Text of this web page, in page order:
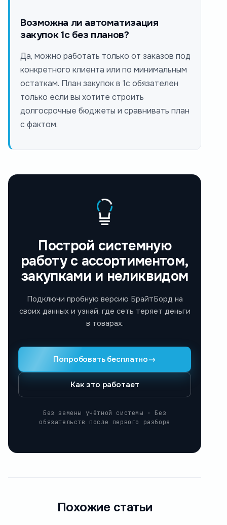
Возможна ли автоматизация
закупок 1с без планов?
Да, можно работать только от заказов под
конкретного клиента или по минимальным
остаткам. План закупок в 1с обязателен
только если вы хотите строить
долгосрочные бюджеты и сравнивать план
с фактом.
Построй системную
работу с ассортиментом,
закупками и неликвидом
Подключи пробную версию БрайтБорд на
своих данных и узнай, где сеть теряет деньги
в товарах.
Попробовать бесплатно→
Как это работает
Без замены учётной системы · Без
обязательств после первого разбора
Похожие статьи